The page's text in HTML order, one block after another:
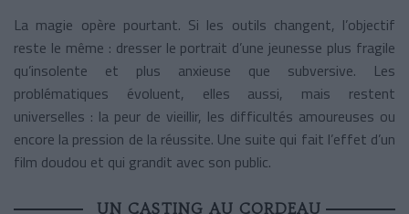
La magie opère pourtant. Si les outils changent, l’objectif
reste le même : dresser le portrait d’une jeunesse plus fragile
qu’insolente et plus anxieuse que subversive. Les
problématiques évoluent, elles aussi, mais restent
universelles : la peur de vieillir, les difficultés amoureuses ou
encore la pression de la réussite. Une suite qui fait l’effet d’un
film doudou et qui grandit avec son public.
UN CASTING AU CORDEAU